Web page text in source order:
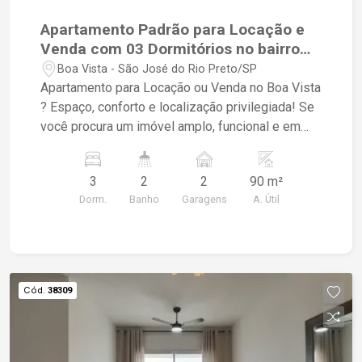
Apartamento Padrão para Locação e
Venda com 03 Dormitórios no bairro
Boa Vista
Boa Vista - São José do Rio Preto/SP
Apartamento para Locação ou Venda no Boa Vista
? Espaço, conforto e localização privilegiada! Se
você procura um imóvel amplo, funcional e em
este apartamento é a escolha perfeita para morar
bem ou investir com segurança. - 03 dormitórios,
sendo 01 tipo apartamento, oferecendo mais
inesquecíveis - Sacada, proporcionando mais
ventilação natural e um espaço agradável para
relaxar - Cozinha planejada, prática e funcional,
com excelente aproveitamento dos espaços - 01
3
Dorm.
2
Banho
2
Garagens
90 m²
A. Útil
Cód. 38309